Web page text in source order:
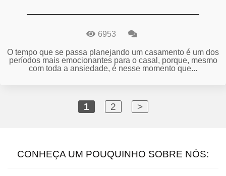
6953
O tempo que se passa planejando um casamento é um dos
períodos mais emocionantes para o casal, porque, mesmo
com toda a ansiedade, é nesse momento que...
1 2 >
CONHEÇA UM POUQUINHO SOBRE NÓS: